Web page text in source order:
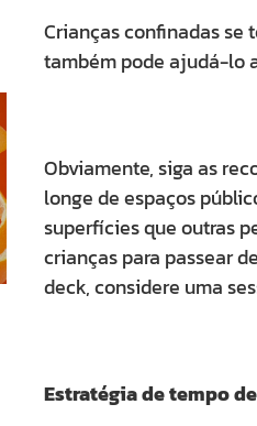
Crianças confinadas se
também pode ajudá-lo
Obviamente, siga as
longe de espaços
superfícies que outras
crianças para passear
deck, considere uma
Estratégia de tempo